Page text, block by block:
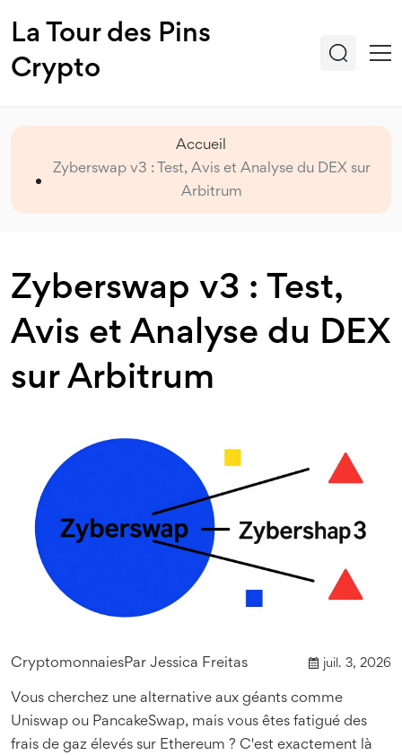
La Tour des Pins
Crypto
Accueil
Zyberswap v3 : Test, Avis et Analyse du DEX sur
Arbitrum
Zyberswap v3 : Test,
Avis et Analyse du DEX
sur Arbitrum
CryptomonnaiesPar Jessica Freitas juil. 3, 2026
Vous cherchez une alternative aux géants comme
Uniswap ou PancakeSwap, mais vous êtes fatigué des
frais de gaz élevés sur Ethereum ? C'est exactement là